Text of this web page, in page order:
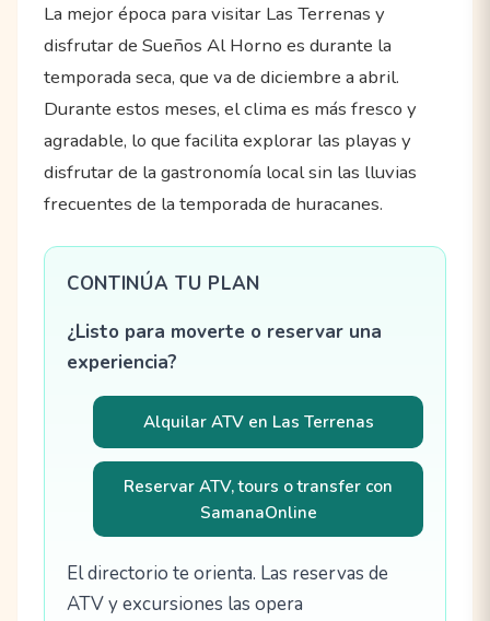
La mejor época para visitar Las Terrenas y
disfrutar de Sueños Al Horno es durante la
temporada seca, que va de diciembre a abril.
Durante estos meses, el clima es más fresco y
agradable, lo que facilita explorar las playas y
disfrutar de la gastronomía local sin las lluvias
frecuentes de la temporada de huracanes.
CONTINÚA TU PLAN
¿Listo para moverte o reservar una
experiencia?
Alquilar ATV en Las Terrenas
Reservar ATV, tours o transfer con
SamanaOnline
El directorio te orienta. Las reservas de
ATV y excursiones las opera